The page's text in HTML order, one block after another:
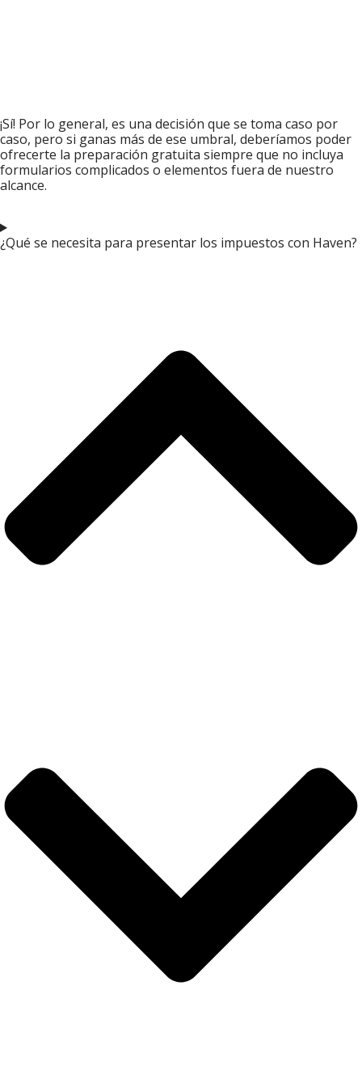
¡Sí! Por lo general, es una decisión que se toma caso por
caso, pero si ganas más de ese umbral, deberíamos poder
ofrecerte la preparación gratuita siempre que no incluya
formularios complicados o elementos fuera de nuestro
alcance.
¿Qué se necesita para presentar los impuestos con Haven?